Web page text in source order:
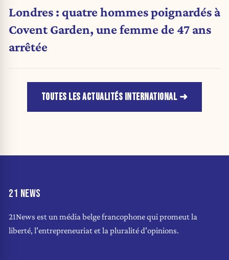
Londres : quatre hommes poignardés à
Covent Garden, une femme de 47 ans
arrêtée
TOUTES LES ACTUALITÉS INTERNATIONAL
21 NEWS
21News est un média belge francophone qui promeut la
liberté, l'entrepreneuriat et la pluralité d'opinions.